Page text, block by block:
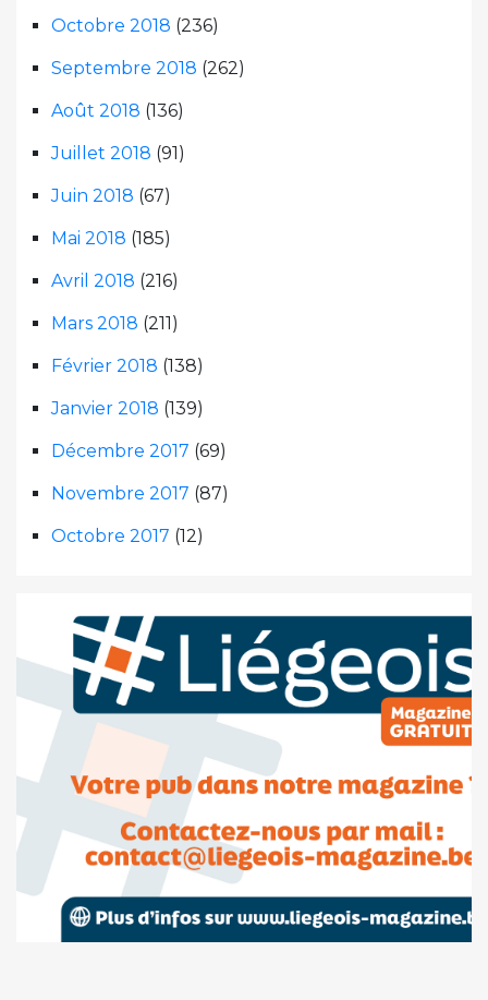
Octobre 2018 (236)
Septembre 2018 (262)
Août 2018 (136)
Juillet 2018 (91)
Juin 2018 (67)
Mai 2018 (185)
Avril 2018 (216)
Mars 2018 (211)
Février 2018 (138)
Janvier 2018 (139)
Décembre 2017 (69)
Novembre 2017 (87)
Octobre 2017 (12)